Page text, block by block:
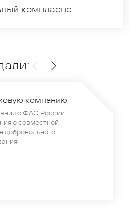
комплаенс
компанию
с ФАС России
о совместной
добровольного